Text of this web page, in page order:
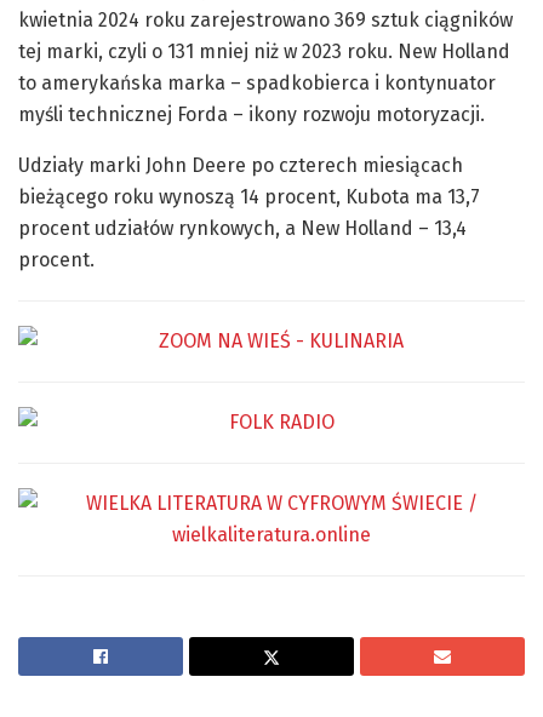
kwietnia 2024 roku zarejestrowano 369 sztuk ciągników
tej marki, czyli o 131 mniej niż w 2023 roku. New Holland
to amerykańska marka – spadkobierca i kontynuator
myśli technicznej Forda – ikony rozwoju motoryzacji.
Udziały marki John Deere po czterech miesiącach
bieżącego roku wynoszą 14 procent, Kubota ma 13,7
procent udziałów rynkowych, a New Holland – 13,4
procent.